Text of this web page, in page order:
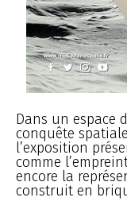
Dans un espace
conquête
l’exposition
comme
encore la
construit en